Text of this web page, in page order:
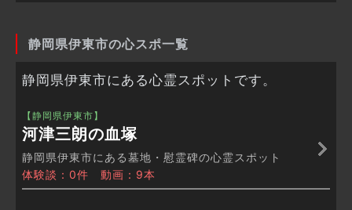
静岡県伊東市の心スポ一覧
静岡県伊東市にある心霊スポットです。
【静岡県伊東市】
河津三朗の血塚
静岡県伊東市にある墓地・慰霊碑の心霊スポット
体験談：0件 動画：9本